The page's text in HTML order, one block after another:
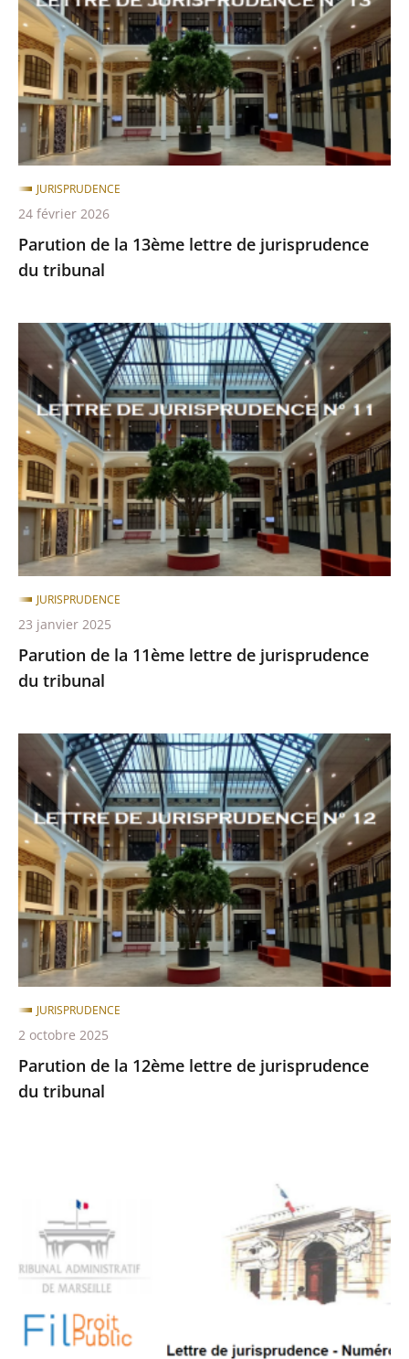
lettre
de
jurisprudence
du
tribunal
Parution de la 13ème lettre de jurisprudence
du tribunal
JURISPRUDENCE
24 février 2026
Parution
de
la
11ème
lettre
de
jurisprudence
du
tribunal
Parution de la 11ème lettre de jurisprudence
du tribunal
JURISPRUDENCE
23 janvier 2025
Parution
de
la
12ème
lettre
de
jurisprudence
du
tribunal
Parution de la 12ème lettre de jurisprudence
du tribunal
JURISPRUDENCE
2 octobre 2025
5ème
lettre
jurisprudence
du